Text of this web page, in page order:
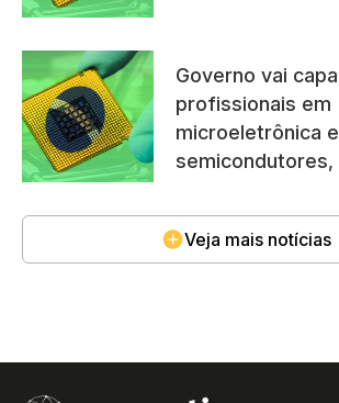
Governo vai
profissionais em
microeletrônica e
semicondutores,
Veja mais notícias